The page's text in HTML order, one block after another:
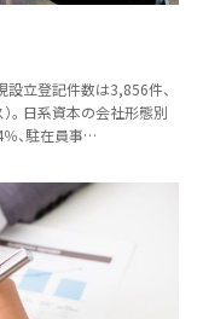
立登記件数は3,856件、
。 日系資本の会社形態別
％、駐在員事…